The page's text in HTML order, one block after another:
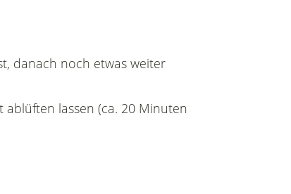
danach noch etwas weiter
ablüften lassen (ca. 20 Minuten